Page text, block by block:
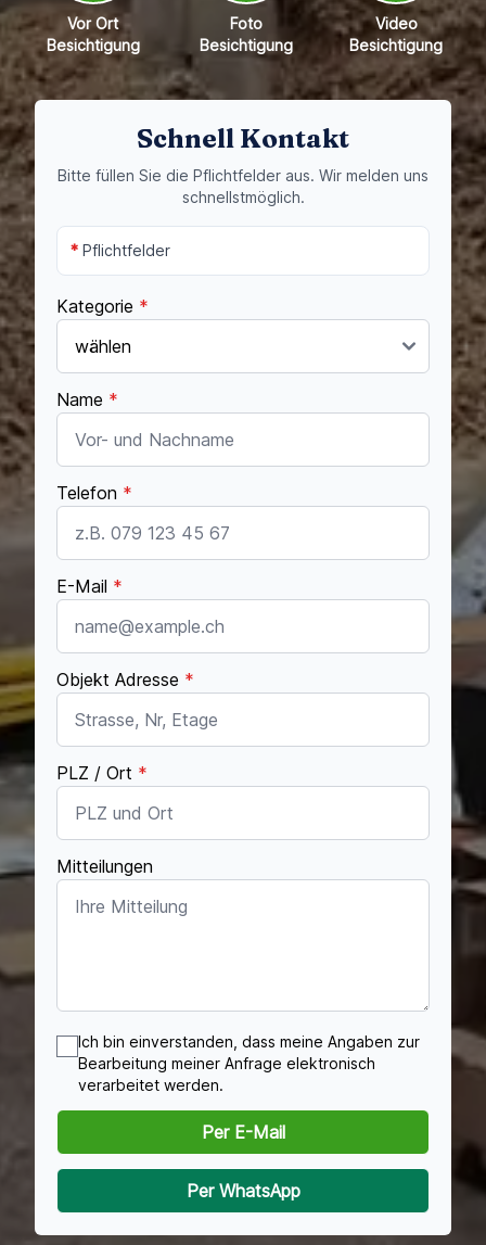
Vor Ort
Besichtigung
Foto
Besichtigung
Video
Besichtigung
Schnell Kontakt
Bitte füllen Sie die Pflichtfelder aus. Wir melden uns
schnellstmöglich.
* Pflichtfelder
Kategorie *
Name *
Telefon *
E-Mail *
Objekt Adresse *
PLZ / Ort *
Mitteilungen
Ich bin einverstanden, dass meine Angaben zur
Bearbeitung meiner Anfrage elektronisch
verarbeitet werden.
Per E-Mail
Per WhatsApp